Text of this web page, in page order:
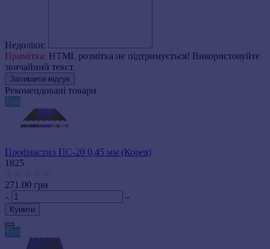
Недоліки:
Примітка: HTML розмітка не підтримується! Використовуйте
звичайний текст.
Залишити відгук
Рекомендовані товари
Топ
Профнастил ПС-20 0,45 мм (Корея)
1825
271.00 грн
Купити
Топ